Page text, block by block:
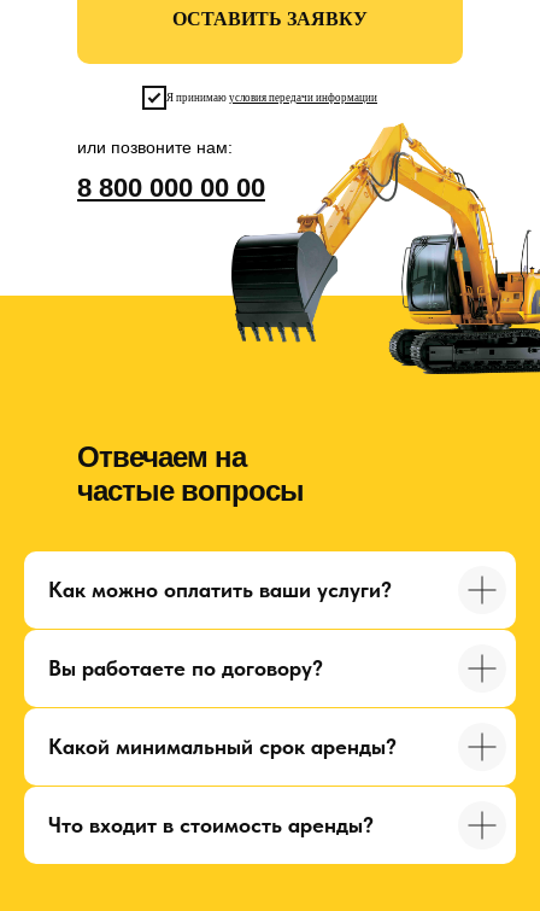
ОСТАВИТЬ ЗАЯВКУ
Я принимаю условия передачи информации
или позвоните нам:
8 800 000 00 00
Отвечаем на
частые вопросы
Как можно оплатить ваши услуги?
Вы работаете по договору?
Какой минимальный срок аренды?
Что входит в стоимость аренды?